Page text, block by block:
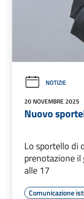
NOTIZIE
20 NOVEMBRE 2025
Nuovo
Lo sportello di
prenotazione
alle 17
Comunicazione